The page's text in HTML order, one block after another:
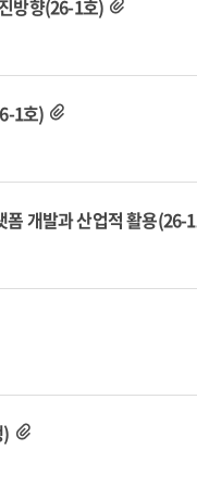
방향(26-1호)
1호)
폼 개발과 산업적 활용(26-